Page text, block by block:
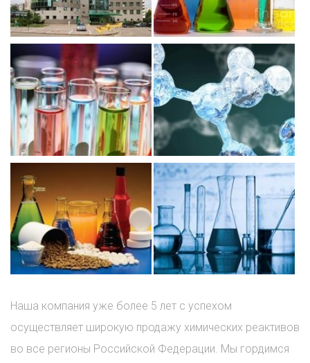
Наша компания уже более 5 лет с успехом
осуществляет широкую продажу химических реактивов
во все регионы Российской Федерации. Мы гордимся